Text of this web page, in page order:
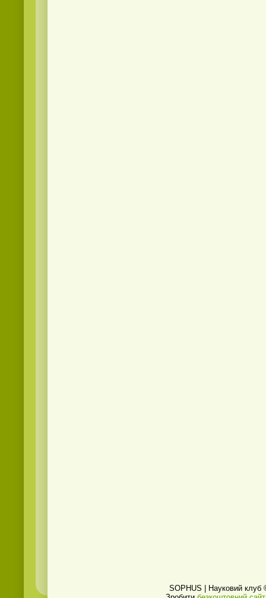
SOPHUS | Науковий клуб